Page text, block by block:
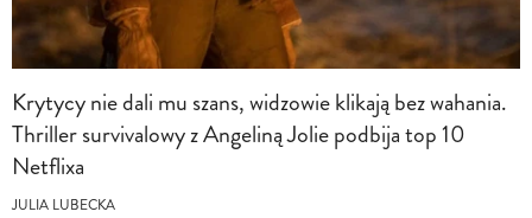
Krytycy nie dali mu szans, widzowie klikają bez wahania.
Thriller survivalowy z Angeliną Jolie podbija top 10
Netflixa
JULIA LUBECKA